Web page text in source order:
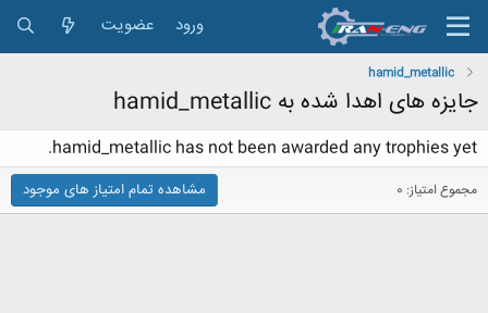
ورود عضویت
hamid_metallic
جایزه های اهدا شده به hamid_metallic
hamid_metallic has not been awarded any trophies yet.
مجموع امتیاز: 0 مشاهده تمام امتیاز های موجود